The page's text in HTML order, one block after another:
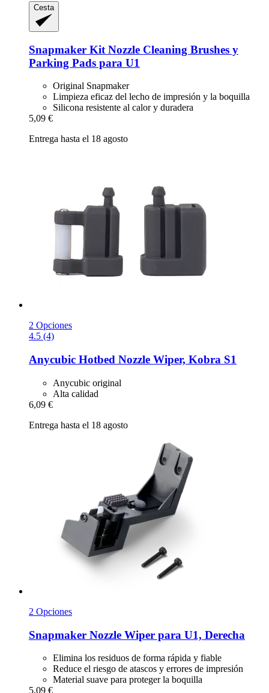
Cesta
Snapmaker Kit Nozzle Cleaning Brushes y
Parking Pads para U1
Original Snapmaker
Limpieza eficaz del lecho de impresión y la boquilla
Silicona resistente al calor y duradera
5,09 €
Entrega hasta el 18 agosto
2 Opciones
4.5 (4)
Anycubic Hotbed Nozzle Wiper, Kobra S1
Anycubic original
Alta calidad
6,09 €
Entrega hasta el 18 agosto
2 Opciones
Snapmaker Nozzle Wiper para U1, Derecha
Elimina los residuos de forma rápida y fiable
Reduce el riesgo de atascos y errores de impresión
Material suave para proteger la boquilla
5,09 €